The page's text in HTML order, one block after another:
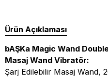
Ürün Açıklaması
bAŞKa Magic Wand
Masaj Wand Vibratör:
Şarj Edilebilir Masaj Wand,